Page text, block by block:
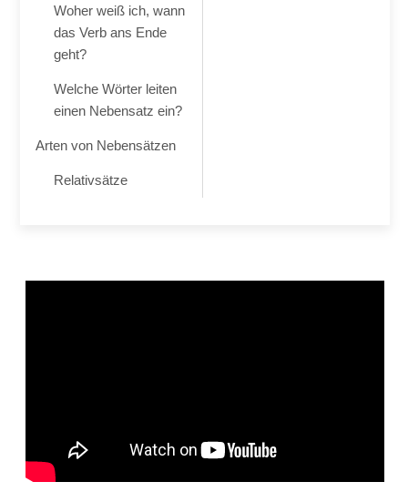
Woher weiß ich, wann
das Verb ans Ende
geht?
Welche Wörter leiten
einen Nebensatz ein?
Arten von Nebensätzen
Relativsätze